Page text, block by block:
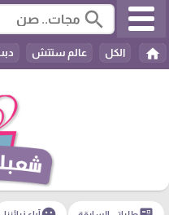
search
home الكل عالم ستتش